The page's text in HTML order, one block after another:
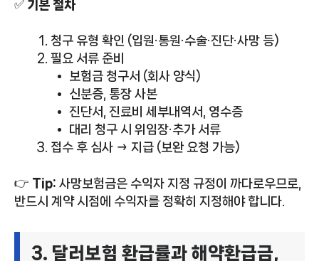
✅ 기본 절차
청구 유형 확인 (입원·통원·수술·진단·사망 등)
필요 서류 준비
보험금 청구서 (회사 양식)
신분증, 통장 사본
진단서, 진료비 세부내역서, 영수증
대리 청구 시 위임장·추가 서류
접수 후 심사 → 지급 (보완 요청 가능)
👉 Tip: 사망보험금은 수익자 지정 규정이 까다로우므로,
반드시 계약 시점에 수익자를 정확히 지정해야 합니다.
3. 달러보험 환급률과 해약환급금,